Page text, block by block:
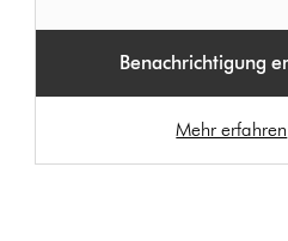
Benachrichtigung
Mehr erfahren